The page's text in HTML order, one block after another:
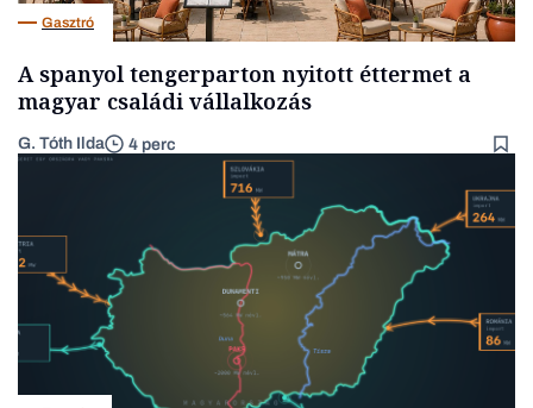
Gasztró
A spanyol tengerparton nyitott éttermet a
magyar családi vállalkozás
G. Tóth Ilda 4 perc